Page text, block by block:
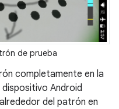
de prueba
completamente en la
Android
del patrón en